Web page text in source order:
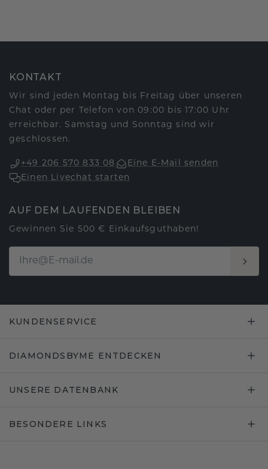
KONTAKT
Wir sind jeden Montag bis Freitag über unseren
Chat oder per Telefon von 09:00 bis 17:00 Uhr
erreichbar. Samstag und Sonntag sind wir
geschlossen.
+49 206 570 833 08
Eine E-Mail senden
Einen Livechat starten
AUF DEM LAUFENDEN BLEIBEN
Gewinnen Sie 500 € Einkaufsguthaben!
KUNDENSERVICE
DIAMONDSBYME ENTDECKEN
UNSERE DATENBANK
BESONDERE LINKS